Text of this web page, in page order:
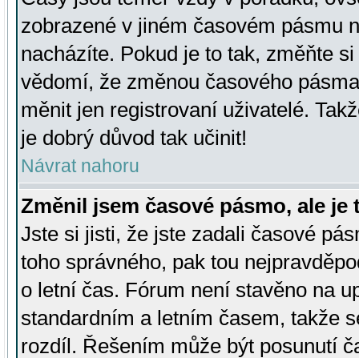
zobrazené v jiném časovém pásmu
nacházíte. Pokud je to tak, změňte
vědomí, že změnou časového
měnit jen registrovaní uživatelé.
je dobrý důvod tak učinit!
Návrat nahoru
Změnil jsem časové pásmo, ale je
Jste si jisti, že jste zadali časové
toho správného, pak tou
o letní čas. Fórum není stavěno na
standardním a letním časem, takže
rozdíl. Řešením může být posunutí